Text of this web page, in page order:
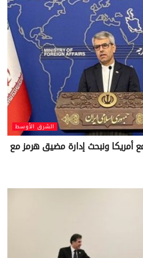
الشرق الأوسط
أمريكا ونبحث إدارة مضيق هرمز مع